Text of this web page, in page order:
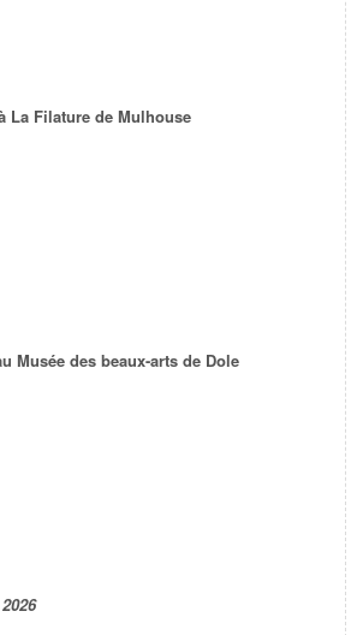
La Filature de Mulhouse
Musée des beaux-arts de Dole